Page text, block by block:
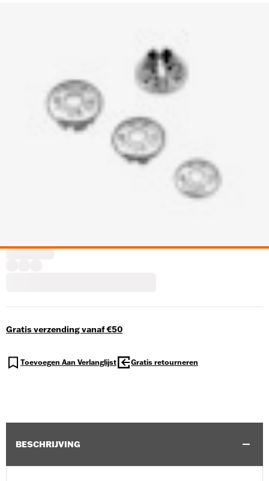
Gratis verzending vanaf €50
Toevoegen Aan Verlanglijst Gratis retourneren
BESCHRIJVING